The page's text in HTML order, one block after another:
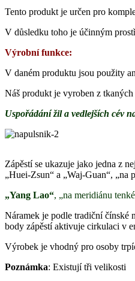
Tento produkt je určen pro
V důsledku toho je účinným
Výrobní funkce:
V daném produktu jsou použity
Náš produkt je vyroben z
Uspořádání žil a vedlejších cév
Zápěstí se ukazuje jako jedna z
„Huei-Zsun“ a „Waj-Guan“, „na
„Yang Lao“, „na meridiánu
Náramek je podle tradiční čínské
body zápěstí aktivuje cirkulaci v
Výrobek je vhodný pro osoby
Poznámka: Existují tři velikosti